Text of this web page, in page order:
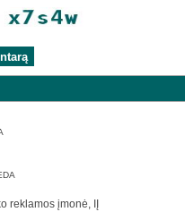
reklamos įmonė, IĮ